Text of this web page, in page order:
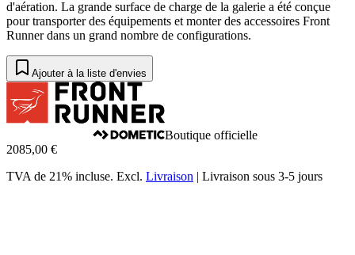
d'aération. La grande surface de charge de la galerie a été conçue
pour transporter des équipements et monter des accessoires Front
Runner dans un grand nombre de configurations.
Ajouter à la liste d'envies
Boutique officielle
2085,00 €
TVA de 21% incluse. Excl. Livraison | Livraison sous 3-5 jours